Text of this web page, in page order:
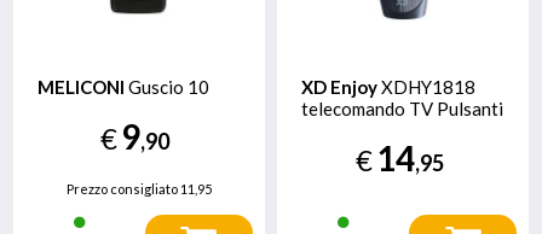
MELICONI Guscio 10
€9,90
Prezzo consigliato11,95
XD EnjoyXDHY1818
telecomando TV Pulsanti
€14,95